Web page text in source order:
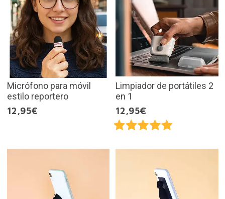
Micrófono para móvil
estilo reportero
12,95€
Limpiador de portátiles 2
en 1
12,95€